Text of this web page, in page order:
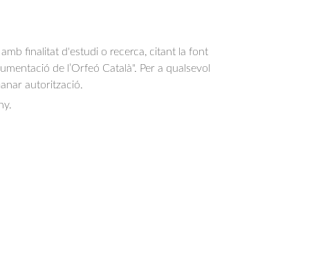
finalitat d'estudi o recerca, citant la font
de l’Orfeó Català". Per a qualsevol
autorització.